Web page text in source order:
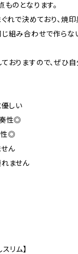
のとなります。
れで決めており、焼
じ組み合わせで作ら
おりますので、ぜひ
しい
性◎
性◎
ん
ません
リム】